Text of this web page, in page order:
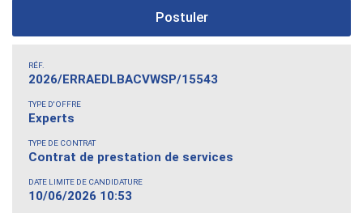
Postuler
RÉF.
2026/ERRAEDLBACVWSP/15543
TYPE D'OFFRE
Experts
TYPE DE CONTRAT
Contrat de prestation de services
DATE LIMITE DE CANDIDATURE
10/06/2026 10:53